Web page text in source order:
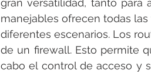
gran versatilidad, tanto para
manejables ofrecen todas
diferentes escenarios. Los
de un firewall. Esto permite
cabo el control de acceso y